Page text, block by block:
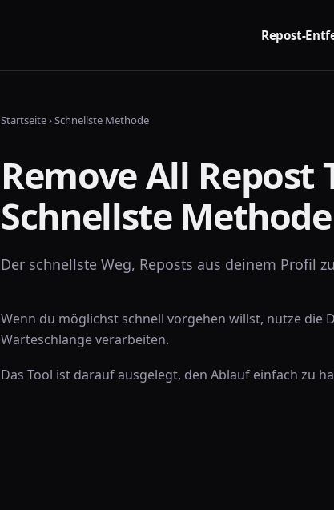
Repost-
Startseite›Schnellste Methode
Remove All Repost
Schnellste Methode
Der schnellste Weg, Reposts aus deinem Profil
Wenn du möglichst schnell vorgehen willst, nutze die
Warteschlange verarbeiten.
Das Tool ist darauf ausgelegt, den Ablauf einfach zu